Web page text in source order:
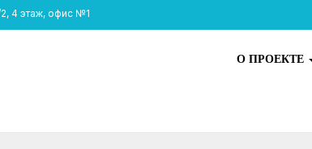
4 этаж, офис №1
О ПРОЕКТЕ